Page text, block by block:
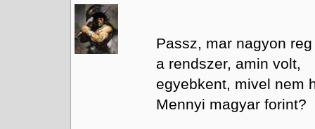
Passz, mar nagyon
a rendszer, amin volt,
egyebkent, mivel nem
Mennyi magyar forint?